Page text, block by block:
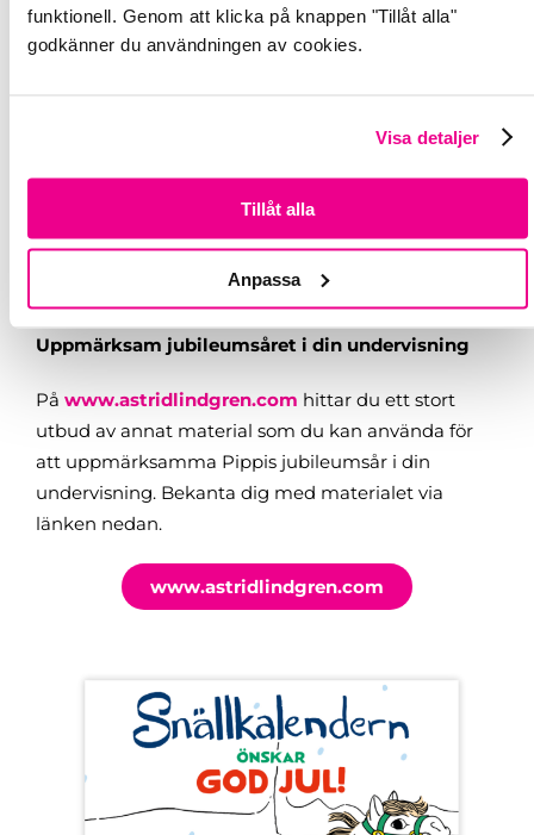
funktionell. Genom att klicka på knappen "Tillåt alla"
godkänner du användningen av cookies.
Visa detaljer
Tillåt alla
Anpassa
Uppmärksam jubileumsåret i din undervisning
På www.astridlindgren.com hittar du ett stort
utbud av annat material som du kan använda för
att uppmärksamma Pippis jubileumsår i din
undervisning. Bekanta dig med materialet via
länken nedan.
www.astridlindgren.com